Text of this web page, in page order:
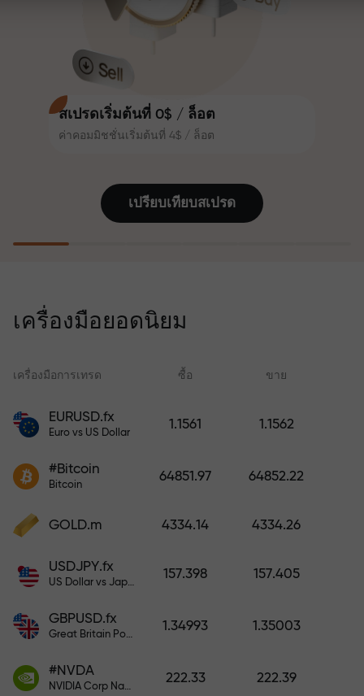
สเปรดเริ่มต้นที่ 0$ / ล็อต
ค่าคอมมิชชั่นเริ่มต้นที่ 4$ / ล็อต
ความเร็วในสนามแข่งและความเร็ว
ในการเทรดมีคุณค่าเดียวกัน Aleš
Loprais นำความมุ่งมั่นและวินัยเข้าสู่
โลกของการเทรด ในฐานะพันธมิตรที่
สร้างแรงบันดาลใจให้ลูกค้าบรรลุเป้า
หมายที่ทะเยอทะยาน
คนสามารถรับ iPhone, MacBook
หรือทริปในฝัน เพียงแค่ฝากเงิน
การขาดทุนและรับประกันกำไรเพิ่ม
ปกป้อง!
ผิด ยิ่งฝากมาก ตัวคูณยิ่งสูง
โบนัสสูงสุด X1000 — ตัวคูณที่ใหญ่ที่สุด
เปรียบเทียบสเปรด
เครื่องมือยอดนิยม
เครื่องมือการเทรด ซื้อ ขาย
EURUSD.fx
Euro vs US Dollar
1.1561 1.1562
#Bitcoin
Bitcoin
64851.97 64852.22
GOLD.m 4334.14 4334.26
USDJPY.fx
US Dollar vs Japanese Yen
157.398 157.405
GBPUSD.fx
Great Britain Pound vs US Dollar
1.34993 1.35003
#NVDA
NVIDIA Corp Nasdaq Stock Exchange (Nasdaq) USD
222.33 222.39